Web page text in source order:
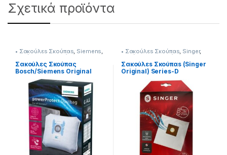
Σχετικά προϊόντα
• Σακούλεs Σκούπαs, Siemens,
Σκούπισμα & Καθάρισμα
Σακούλες Σκούπας
Bosch/Siemens Original
VZ41FGAL 23219027
• Σακούλεs Σκούπαs, Singer,
Σκούπισμα & Καθάρισμα
Σακούλεs Σκούπαs (Singer
Original) Series-D